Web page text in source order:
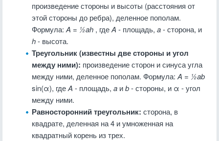
произведение стороны и высоты (расстояния от
этой стороны до ребра), деленное пополам.
Формула: A = ½ah , гдеA - площадь, a- сторона, и
h- высота.
Треугольник (известны две стороны и угол
между ними): произведение сторон и синуса угла
между ними, деленное пополам. Формула: A = ½ab
sin(α), гдеA - площадь, a иb- стороны, и α - угол
между ними.
Равносторонний треугольник: сторона, в
квадрате, деленная на 4 и умноженная на
квадратный корень из трех.